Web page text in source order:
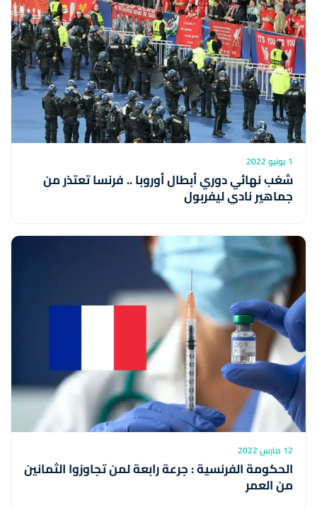
1 يونيو 2022
شغب نهائي دوري أبطال أوروبا .. فرنسا تعتذر من
جماهير نادي ليفربول
12 مارس 2022
الحكومة الفرنسية : جرعة رابعة لمن تجاوزوا الثمانين
من العمر